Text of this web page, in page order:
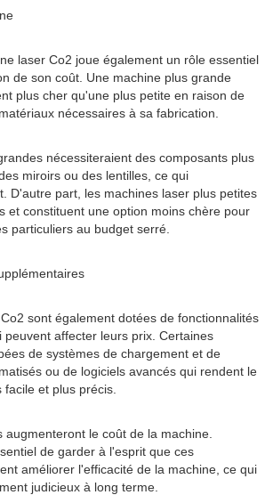
laser Co2 joue également un rôle essentiel
de son coût. Une machine plus grande
plus cher qu'une plus petite en raison de
nécessaires à sa fabrication.
nécessiteraient des composants plus
miroirs ou des lentilles, ce qui
D'autre part, les machines laser plus petites
et constituent une option moins chère pour
particuliers au budget serré.
sont également dotées de fonctionnalités
peuvent affecter leurs prix. Certaines
de systèmes de chargement et de
ou de logiciels avancés qui rendent le
et plus précis.
augmenteront le coût de la machine.
de garder à l'esprit que ces
améliorer l'efficacité de la machine, ce qui
judicieux à long terme.